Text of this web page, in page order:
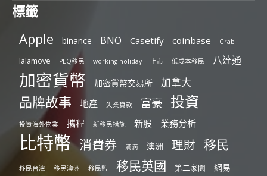
標籤
Apple binance BNO Casetify coinbase Grab
lalamove PEQ移民 working holiday 上市 低成本移民 八達通
加密貨幣 加密貨幣交易所 加拿大
品牌故事 地產 失業貸款 富豪 投資
投資海外物業 攜程 新移民措施 新股 業務分析
比特幣 消費券 滴滴 澳洲 理財 移民
移民台灣 移民澳洲 移民監 移民英國 第二家園 網易